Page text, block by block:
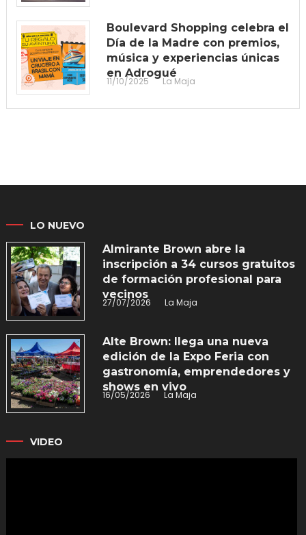
Boulevard Shopping celebra el
Día de la Madre con premios,
música y experiencias únicas
en Adrogué
11/10/2025 La Maja
LO NUEVO
Almirante Brown abre la
inscripción a 34 cursos gratuitos
de formación profesional para
vecinos
27/07/2026 La Maja
Alte Brown: llega una nueva
edición de la Expo Feria con
gastronomía, emprendedores y
shows en vivo
16/05/2026 La Maja
VIDEO